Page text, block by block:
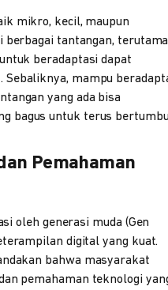
mikro, kecil, maupun
berbagai tantangan,
beradaptasi dapat
mampu
yang ada bisa
bagus untuk terus
Pemahaman
oleh generasi muda (Gen
digital yang kuat.
bahwa masyarakat
pemahaman teknologi